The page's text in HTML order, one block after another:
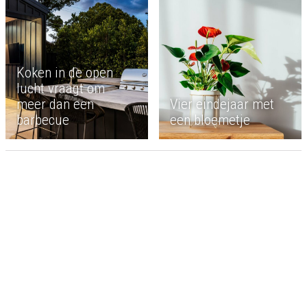
Koken in de open
lucht vraagt om
meer dan een
barbecue
Vier eindejaar met
een bloemetje